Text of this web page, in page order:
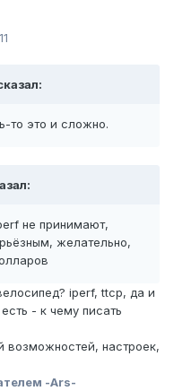
то это и сложно.
не принимают,
желательно,
iperf, ttcp, да и
- к чему писать
возможностей, настроек,
-Ars-